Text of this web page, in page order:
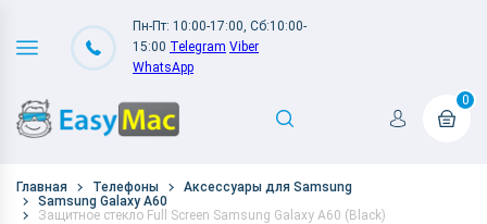
Пн-Пт: 10:00-17:00, Сб:10:00-
15:00 Telegram Viber
WhatsApp
0
Главная Телефоны
Аксессуары для Samsung
Samsung Galaxy A60
Защитное стекло Full Screen Samsung Galaxy A60 (Black)